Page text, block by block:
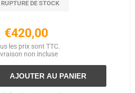
DE STOCK
€420,00
les prix sont TTC.
non incluse